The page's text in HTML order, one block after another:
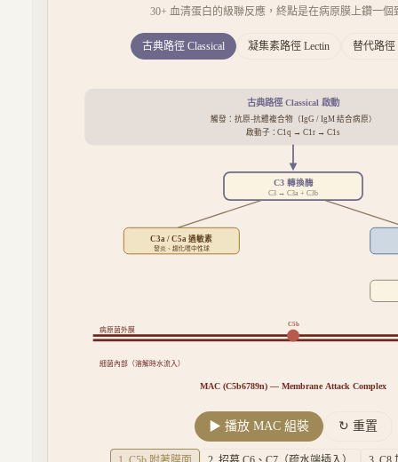
30+ 血清蛋白的級聯反應，終點是在病原膜上鑽一個
古典路徑 Classical 凝集素路徑 Lectin 替代路徑
古典路徑 Classical 啟動
觸發： 抗原-抗體複合物（IgG / IgM 結合病原）
啟動子：C1q → C1r → C1s
C3 轉換酶
C3 → C3a + C3b
C3a / C5a 過敏素
發炎、趨化嗜中性球
病原菌外膜
細菌內部（溶解時水流入）
C5b
MAC (C5b6789n) — Membrane Attack Complex
▶ 播放 MAC 組裝 ↻ 重置